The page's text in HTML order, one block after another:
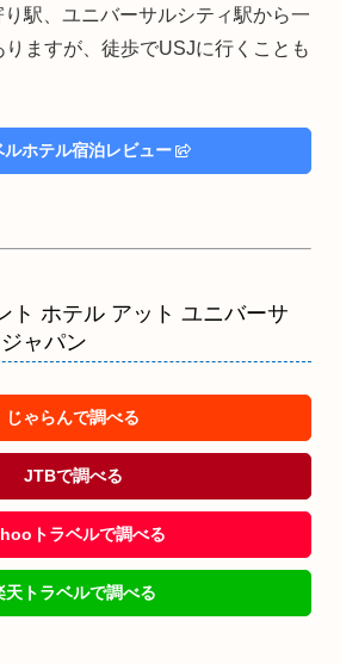
駅、ユニバーサルシティ駅から一
ますが、徒歩でUSJに行くことも
ルホテル宿泊レビュー
ト ホテル アット ユニバーサ
ャパン
じゃらんで調べる
JTBで調べる
トラベルで調べる
天トラベルで調べる